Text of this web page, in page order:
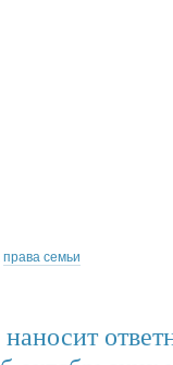
права семьи